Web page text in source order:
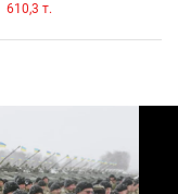
610,3 т.